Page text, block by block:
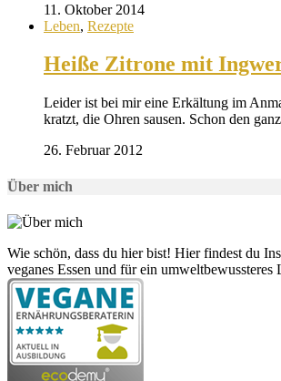
11. Oktober 2014
Leben, Rezepte
Heiße Zitrone mit
Leider ist bei mir eine Erkältung im
kratzt, die Ohren sausen. Schon den
26. Februar 2012
Über mich
Wie schön, dass du hier bist! Hier findest du
veganes Essen und für ein umweltbewussteres